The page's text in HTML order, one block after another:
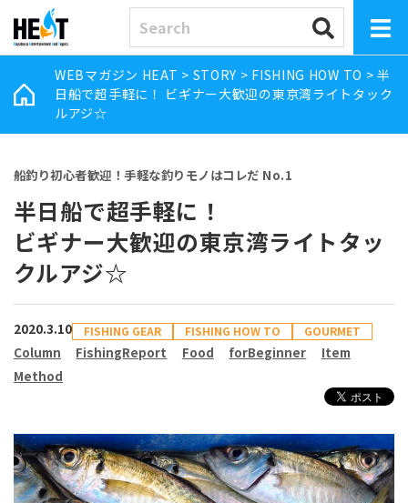
WEBマガジン HEAT > STORY > FISHING HOW TO >半
日船で超手軽に！ ビギナー大歓迎の東京湾ライトタック
ルアジ☆
船釣り初心者歓迎！手軽な釣りモノはコレだ No.1
半日船で超手軽に！
ビギナー大歓迎の東京湾ライトタッ
クルアジ☆
2020.3.10 FISHING GEAR FISHING HOW TO GOURMET
Column FishingReport Food forBeginner
Item
Method